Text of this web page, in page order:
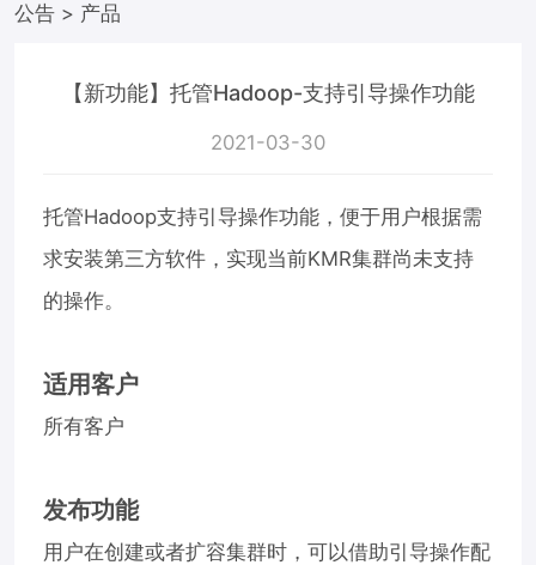
公告> 产品
【新功能】托管Hadoop-支持引导操作功能
2021-03-30
托管Hadoop支持引导操作功能，便于用户根据需
求安装第三方软件，实现当前KMR集群尚未支持
的操作。
适用客户
所有客户
发布功能
用户在创建或者扩容集群时，可以借助引导操作配